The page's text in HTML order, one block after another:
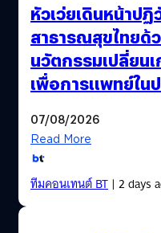
หัวเว่ยเดินหน้าป
สาธารณสุขไทยด้
นวัตกรรมเปลี่ยนเ
เพื่อการแพทย์ในป
07/08/2026
Read More
ทีมคอนเทนต์ BT| 2 days